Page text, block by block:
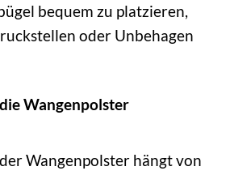
bequem zu platzieren,
oder Unbehagen
Wangenpolster
Wangenpolster hängt von